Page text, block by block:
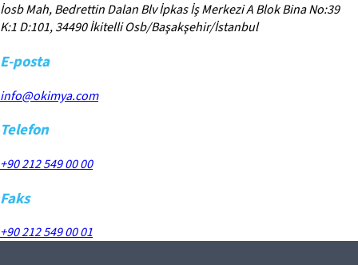
İosb Mah, Bedrettin Dalan Blv İpkas İş Merkezi A Blok Bina No:39
K:1 D:101, 34490 İkitelli Osb/Başakşehir/İstanbul
E-posta
info@okimya.com
Telefon
+90 212 549 00 00
Faks
+90 212 549 00 01